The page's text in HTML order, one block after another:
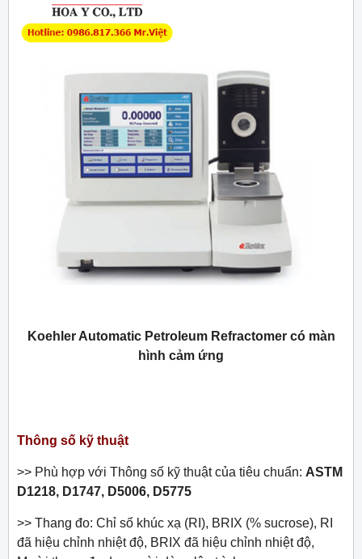
Koehler Automatic Petroleum Refractomer có màn
hình cảm ứng
Thông số kỹ thuật
>> Phù hợp với Thông số kỹ thuật của tiêu chuẩn: ASTM
D1218, D1747, D5006, D5775
>> Thang đo: Chỉ số khúc xạ (RI), BRIX (% sucrose), RI
đã hiệu chỉnh nhiệt độ, BRIX đã hiệu chỉnh nhiệt độ,